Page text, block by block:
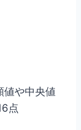
や中央値
点